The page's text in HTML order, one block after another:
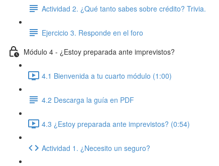
Actividad 2. ¿Qué tanto sabes sobre crédito? Trivia.
Ejercicio 3. Responde en el foro
Módulo 4 - ¿Estoy preparada ante imprevistos?
4.1 Bienvenida a tu cuarto módulo (1:00)
4.2 Descarga la guía en PDF
4.3 ¿Estoy preparada ante imprevistos? (0:54)
Actividad 1. ¿Necesito un seguro?